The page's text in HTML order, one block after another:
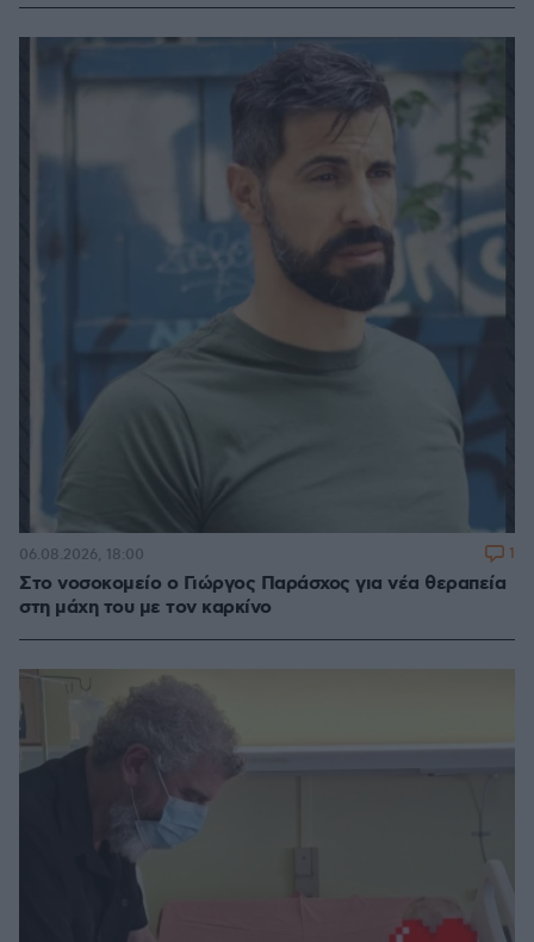
Στο νοσοκομείο ο Γιώργος Παράσχος για νέα θεραπεία
στη μάχη του με τον καρκίνο
06.08.2026, 18:00 1